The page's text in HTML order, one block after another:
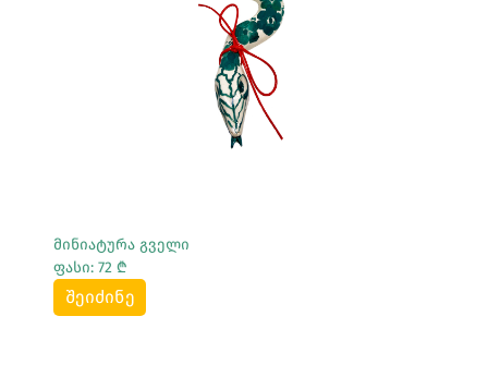
Სრულად Ნახვა
მინიატურა გველი
ფასი: 72 ₾
შეიძინე